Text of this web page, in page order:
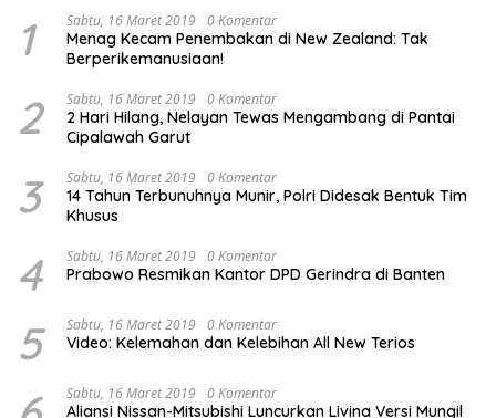
1 Sabtu, 16 Maret 2019 0 Komentar
Menag Kecam Penembakan di New Zealand: Tak
Berperikemanusiaan!
2 Sabtu, 16 Maret 2019 0 Komentar
2 Hari Hilang, Nelayan Tewas Mengambang di Pantai
Cipalawah Garut
3 Sabtu, 16 Maret 2019 0 Komentar
14 Tahun Terbunuhnya Munir, Polri Didesak Bentuk Tim
Khusus
4 Sabtu, 16 Maret 2019 0 Komentar
Prabowo Resmikan Kantor DPD Gerindra di Banten
5 Sabtu, 16 Maret 2019 0 Komentar
Video: Kelemahan dan Kelebihan All New Terios
Sabtu, 16 Maret 2019 0 Komentar
Aliansi Nissan-Mitsubishi Luncurkan Livina Versi Mungil